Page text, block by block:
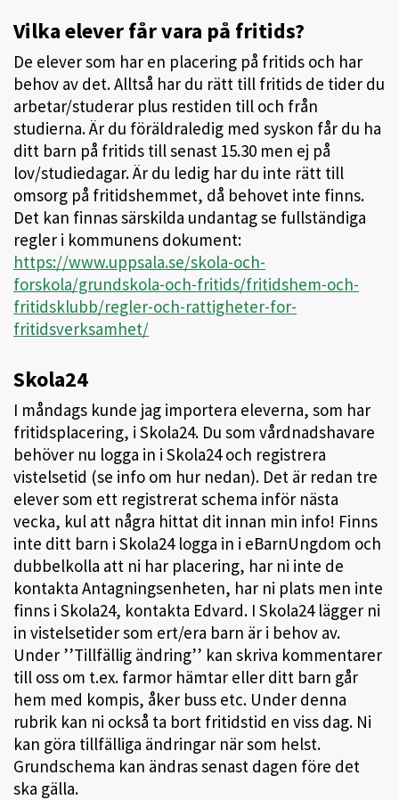
Vilka elever får vara på fritids?
De elever som har en placering på fritids och har
behov av det. Alltså har du rätt till fritids de tider du
arbetar/studerar plus restiden till och från
studierna. Är du föräldraledig med syskon får du ha
ditt barn på fritids till senast 15.30 men ej på
lov/studiedagar. Är du ledig har du inte rätt till
omsorg på fritidshemmet, då behovet inte finns.
Det kan finnas särskilda undantag se fullständiga
regler i kommunens dokument:
https://www.uppsala.se/skola-och-
forskola/grundskola-och-fritids/fritidshem-och-
fritidsklubb/regler-och-rattigheter-for-
fritidsverksamhet/
Skola24
I måndags kunde jag importera eleverna, som har
fritidsplacering, i Skola24. Du som vårdnadshavare
behöver nu logga in i Skola24 och registrera
vistelsetid (se info om hur nedan). Det är redan tre
elever som ett registrerat schema inför nästa
vecka, kul att några hittat dit innan min info! Finns
inte ditt barn i Skola24 logga in i eBarnUngdom och
dubbelkolla att ni har placering, har ni inte de
kontakta Antagningsenheten, har ni plats men inte
finns i Skola24, kontakta Edvard. I Skola24 lägger ni
in vistelsetider som ert/era barn är i behov av.
Under ’’Tillfällig ändring’’ kan skriva kommentarer
till oss om t.ex. farmor hämtar eller ditt barn går
hem med kompis, åker buss etc. Under denna
rubrik kan ni också ta bort fritidstid en viss dag. Ni
kan göra tillfälliga ändringar när som helst.
Grundschema kan ändras senast dagen före det
ska gälla.